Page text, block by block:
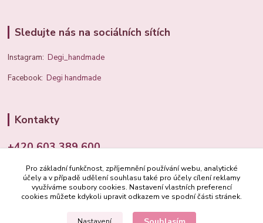
Sledujte nás na sociálních sítích
Instagram:Degi_handmade
Facebook:Degi handmade
Kontakty
+420 603 389 600
info@degi.cz
Pro základní funkčnost, zpříjemnění používání webu, analytické
účely a v případě udělení souhlasu také pro účely cílení reklamy
využíváme soubory cookies. Nastavení vlastních preferencí
cookies můžete kdykoli upravit odkazem ve spodní části stránek.